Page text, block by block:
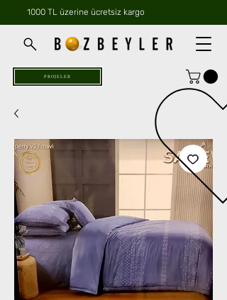
1000 TL üzerine ücretsiz kargo
PROJELER